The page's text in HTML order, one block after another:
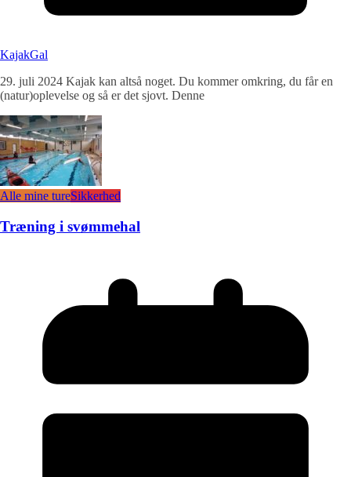
KajakGal
29. juli 2024 Kajak kan altså noget. Du kommer omkring, du får en
(natur)oplevelse og så er det sjovt. Denne
Alle mine tureSikkerhed
Træning i svømmehal